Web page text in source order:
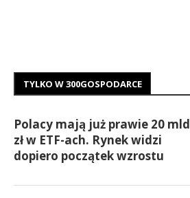
TYLKO W 300GOSPODARCE
Polacy mają już prawie 20 mld
zł w ETF-ach. Rynek widzi
dopiero początek wzrostu